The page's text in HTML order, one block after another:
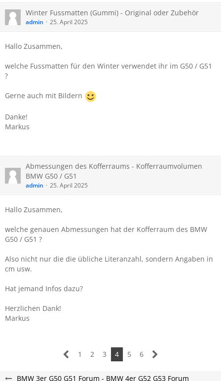
Winter Fussmatten (Gummi) - Original oder Zubehör
admin 25. April 2025
Hallo Zusammen,
welche Fussmatten für den Winter verwendet ihr im G50 / G51
?
Gerne auch mit Bildern
Danke!
Markus
Abmessungen des Kofferraums - Kofferraumvolumen
BMW G50 / G51
admin 25. April 2025
Hallo Zusammen,
welche genauen Abmessungen hat der Kofferraum des BMW
G50 / G51 ?
Also nicht nur die die übliche Literanzahl, sondern Angaben in
cm usw.
Hat jemand Infos dazu?
Herzlichen Dank!
Markus
1 2 3 4 5 6
BMW 3er G50 G51 Forum - BMW 4er G52 G53 Forum